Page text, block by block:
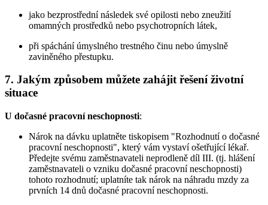
jako bezprostřední následek své opilosti nebo zneužití
omamných prostředků nebo psychotropních látek,
při spáchání úmyslného trestného činu nebo úmyslně
zaviněného přestupku.
7. Jakým způsobem můžete zahájit řešení životní
situace
U dočasné pracovní neschopnosti:
Nárok na dávku uplatněte tiskopisem "Rozhodnutí o dočasné
pracovní neschopnosti", který vám vystaví ošetřující lékař.
Předejte svému zaměstnavateli neprodleně díl III. (tj. hlášení
zaměstnavateli o vzniku dočasné pracovní neschopnosti)
tohoto rozhodnutí; uplatníte tak nárok na náhradu mzdy za
prvních 14 dnů dočasné pracovní neschopnosti.